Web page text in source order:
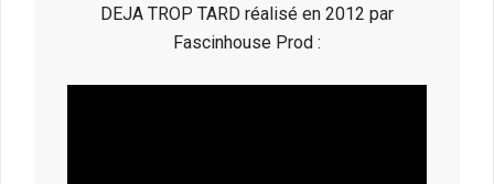
DEJA TROP TARD réalisé en 2012 par
Fascinhouse Prod :